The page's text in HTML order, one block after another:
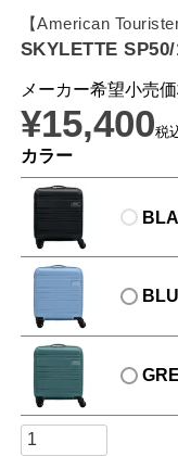
【American
SKYLETTE
メーカー希望小売
¥15,400税
カラー